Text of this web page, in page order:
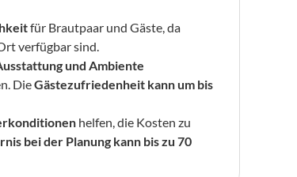
verfügbar sind.
und Ambiente
Die Gästezufriedenheit kann um bis
helfen, die Kosten zu
bei der Planung kann bis zu 70